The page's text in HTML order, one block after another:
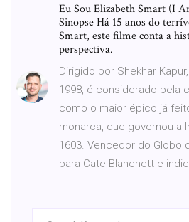
Eu Sou Elizabeth Smart (I
Sinopse Há 15 anos do
Smart, este filme conta a
perspectiva.
Dirigido por Shekhar
1998, é considerado pela
como o maior épico já
monarca, que governou a
1603. Vencedor do Globo
para Cate Blanchett e